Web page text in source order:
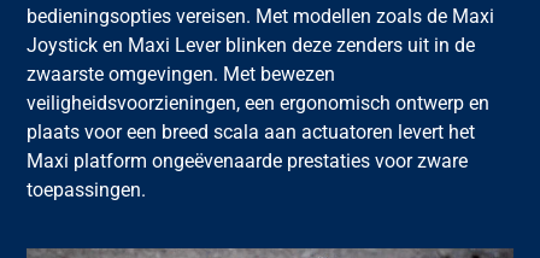
Kenniscentrum
bedieningsopties vereisen. Met modellen zoals de Maxi
Joystick en Maxi Lever blinken deze zenders uit in de
zwaarsteomgevingen. Met bewezen
veiligheidsvoorzieningen, een ergonomisch ontwerp en
plaats vooreen breed scala aan actuatoren levert het
Maxi platform ongeëvenaarde prestaties voorzware
toepassingen.